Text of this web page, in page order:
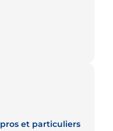
et particuliers